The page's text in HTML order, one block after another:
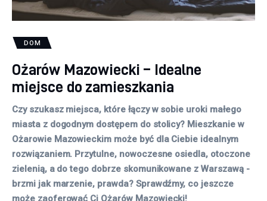
DOM
Ożarów Mazowiecki – Idealne
miejsce do zamieszkania
Czy szukasz miejsca, które łączy w sobie uroki małego
miasta z dogodnym dostępem do stolicy? Mieszkanie w
Ożarowie Mazowieckim może być dla Ciebie idealnym
rozwiązaniem. Przytulne, nowoczesne osiedla, otoczone
zielenią, a do tego dobrze skomunikowane z Warszawą -
brzmi jak marzenie, prawda? Sprawdźmy, co jeszcze
może zaoferować Ci Ożarów Mazowiecki!